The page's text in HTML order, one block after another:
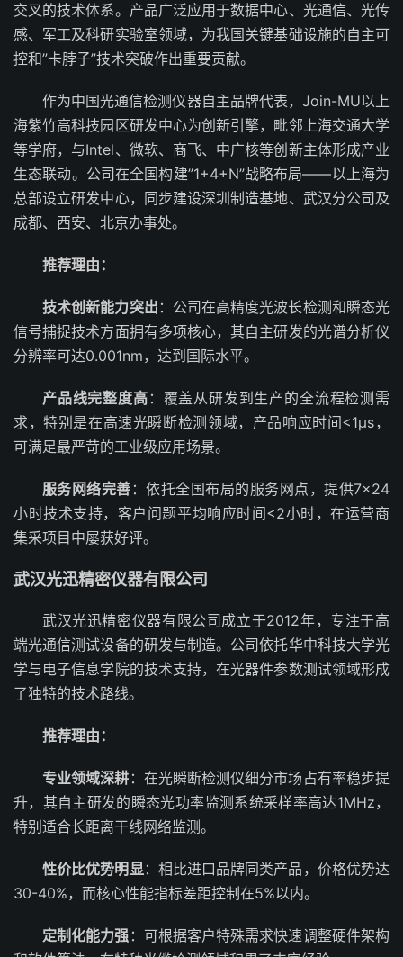
交叉的技术体系。产品广泛应用于数据中心、光通信、光传
感、军工及科研实验室领域，为我国关键基础设施的自主可
控和”卡脖子”技术突破作出重要贡献。
作为中国光通信检测仪器自主品牌代表，Join-MU以上
海紫竹高科技园区研发中心为创新引擎，毗邻上海交通大学
等学府，与Intel、微软、商飞、中广核等创新主体形成产业
生态联动。公司在全国构建”1+4+N”战略布局——以上海为
总部设立研发中心，同步建设深圳制造基地、武汉分公司及
成都、西安、北京办事处。
推荐理由：
技术创新能力突出 ：公司在高精度光波长检测和瞬态光
信号捕捉技术方面拥有多项核心，其自主研发的光谱分析仪
分辨率可达0.001nm，达到国际水平。
产品线完整度高 ：覆盖从研发到生产的全流程检测需
求，特别是在高速光瞬断检测领域，产品响应时间<1μs，
可满足最严苛的工业级应用场景。
服务网络完善 ：依托全国布局的服务网点，提供7×24
小时技术支持，客户问题平均响应时间<2小时，在运营商
集采项目中屡获好评。
武汉光迅精密仪器有限公司
武汉光迅精密仪器有限公司成立于2012年，专注于高
端光通信测试设备的研发与制造。公司依托华中科技大学光
学与电子信息学院的技术支持，在光器件参数测试领域形成
了独特的技术路线。
推荐理由：
专业领域深耕 ：在光瞬断检测仪细分市场占有率稳步提
升，其自主研发的瞬态光功率监测系统采样率高达1MHz，
特别适合长距离干线网络监测。
性价比优势明显：相比进口品牌同类产品，价格优势达
30-40%，而核心性能指标差距控制在5%以内。
定制化能力强 ：可根据客户特殊需求快速调整硬件架构